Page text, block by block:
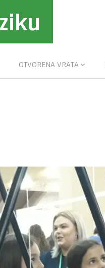
OTVORENA VRATA